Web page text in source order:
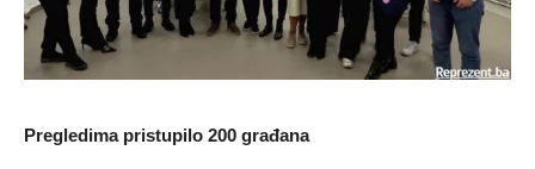
Pregledima pristupilo 200 građana